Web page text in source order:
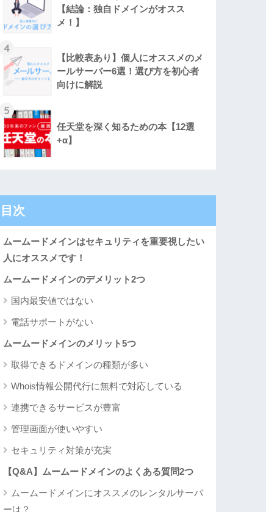
【結論：独自ドメインがオスス
メ！】
4
【比較表あり】個人にオススメのメ
ールサーバー6選！選び方を初心者
向けに解説
5
任天堂を深く知るための本【12選
+α】
目次
ムームードメインはセキュリティを重要視したい
人にオススメです！
ムームードメインのデメリット2つ
国内最安値ではない
電話サポートがない
ムームードメインのメリット5つ
取得できるドメインの種類が多い
Whois情報公開代行に無料で対応している
連携できるサービスが豊富
管理画面が使いやすい
セキュリティ対策が充実
【Q&A】ムームードメインのよくある質問2つ
ムームードメインにオススメのレンタルサーバ
ーは？